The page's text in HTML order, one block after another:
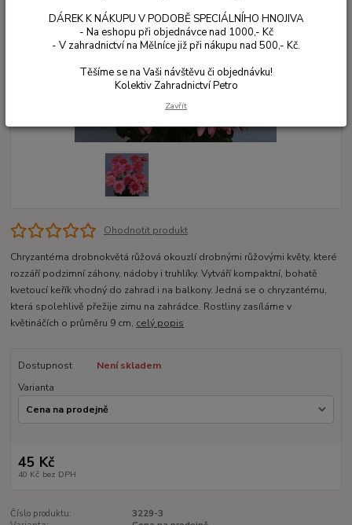
Ohodnotit produkt
Chryzantéma drobnokvětá růžová okouzlí drobnými růžovými květy, které
rozzáří podzimní záhony, nádoby i truhlíky. Vytváří kompaktní, bohatě
kvetoucí keřík vhodný do zahrad i na balkony. Jedná se o chryzantému,
která spolehlivě přežije zimu na zahrádce. Rostliny zasíláme v
květináčích o průměru 9 cm, celý popis
Dostupnost
Není skladem
Varianta
45 Kč
40 Kč bez DPH
Číslo produktu:
3229-3
DÁREK K NÁKUPU V PODOBĚ SPECIÁLNÍHO HNOJIVA
- Na eshopu při objednávce nad 1000,- Kč
- V zahradnictví na Mělníce již při nákupu nad 500,- Kč.
Těšíme se na Vaši návštěvu či objednávku!
Kolektiv Zahradnictví Petro
Zavřít